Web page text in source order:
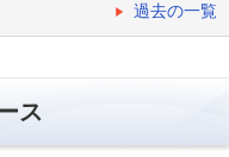
過去の一覧
ス